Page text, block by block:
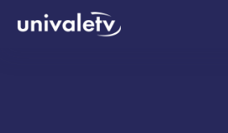
conteúdo